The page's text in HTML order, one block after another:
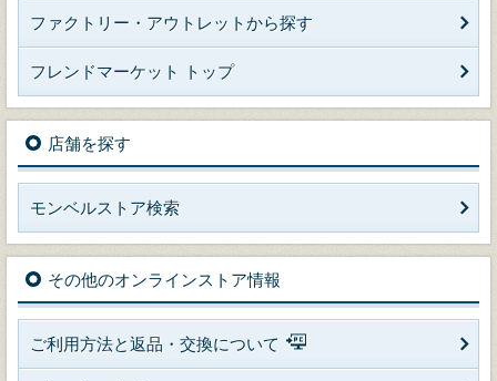
ファクトリー・アウトレットから探す
フレンドマーケット トップ
店舗を探す
モンベルストア検索
その他のオンラインストア情報
ご利用方法と返品・交換について